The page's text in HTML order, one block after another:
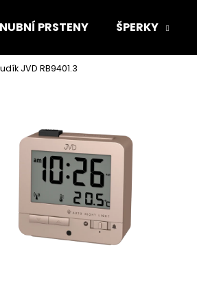
PRSTENY ŠPERKY
JVD RB9401.3najít?